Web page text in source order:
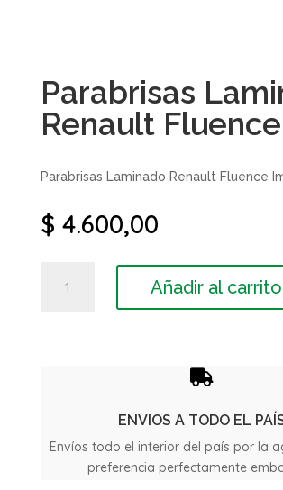
Parabrisas
Renault Fluence
Parabrisas Laminado Renault Fluence
$ 4.600,00
Laminado
Añadir al carrito

ENVIOS A TODO EL
Envíos todo el interior del país por la
preferencia perfectamente